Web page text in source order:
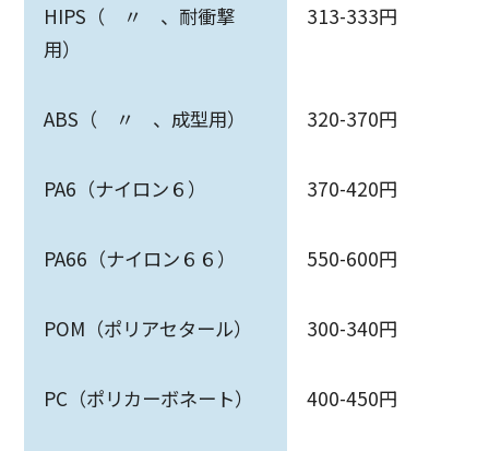
HIPS（ 〃 、耐衝撃
用）
313-333円
ABS（ 〃 、成型用） 320-370円
PA6（ナイロン６） 370-420円
PA66（ナイロン６６） 550-600円
POM（ポリアセタール） 300-340円
PC（ポリカーボネート） 400-450円